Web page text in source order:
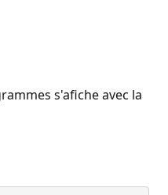
s'afiche avec la